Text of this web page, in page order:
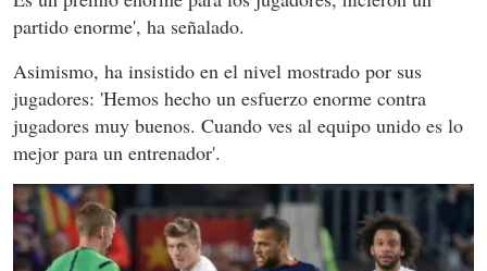
partido enorme', ha señalado.
Asimismo, ha insistido en el nivel mostrado por sus
jugadores: 'Hemos hecho un esfuerzo enorme contra
jugadores muy buenos. Cuando ves al equipo unido es lo
mejor para un entrenador'.